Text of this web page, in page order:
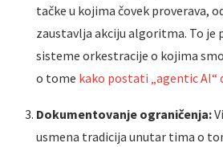
tačke u kojima čovek proverava,
zaustavlja akciju algoritma. To je
sisteme orkestracije o kojima
o tome kako postati „agentic AI“
Dokumentovanje ograničenja:
usmena tradicija unutar tima o